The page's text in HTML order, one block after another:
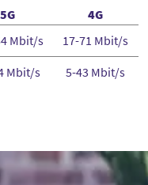
5G
4G
Mbit/s
17-71 Mbit/s
Mbit/s 5-43 Mbit/s